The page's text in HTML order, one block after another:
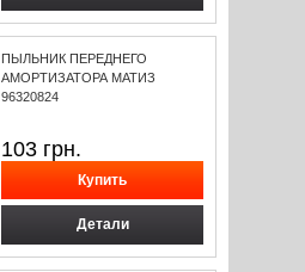
ПЫЛЬНИК ПЕРЕДНЕГО
АМОРТИЗАТОРА МАТИЗ
96320824
103 грн.
Детали